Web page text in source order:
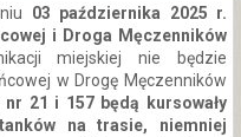
03 października 2025 r.
i Droga Męczenników
miejskiej nie będzie
w Drogę Męczenników
nr 21 i 157 będą kursowały
na trasie, niemniej